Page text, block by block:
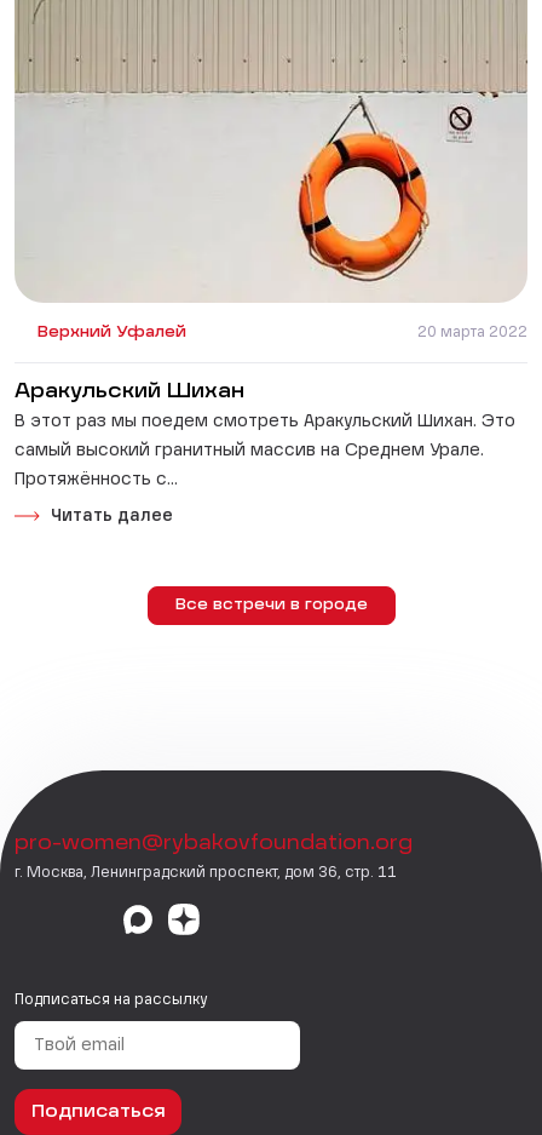
Верхний Уфалей 20 марта 2022
Аракульский Шихан
В этот раз мы поедем смотреть Аракульский Шихан. Это
самый высокий гранитный массив на Среднем Урале.
Протяжённость с...
Читать далее
Все встречи в городе
pro-women@rybakovfoundation.org
г. Москва, Ленинградский проспект, дом 36, стр. 11
Подписаться на рассылку
Подписаться